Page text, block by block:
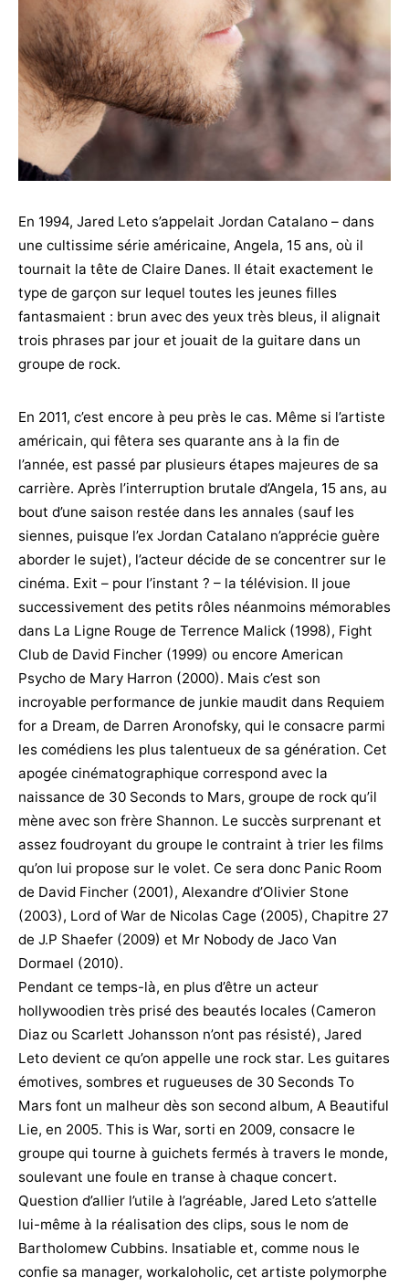
En 1994, Jared Leto s’appelait Jordan Catalano – dans
une cultissime série américaine, Angela, 15 ans, où il
tournait la tête de Claire Danes. Il était exactement le
type de garçon sur lequel toutes les jeunes filles
fantasmaient : brun avec des yeux très bleus, il alignait
trois phrases par jour et jouait de la guitare dans un
groupe de rock.
En 2011, c’est encore à peu près le cas. Même si l’artiste
américain, qui fêtera ses quarante ans à la fin de
l’année, est passé par plusieurs étapes majeures de sa
carrière. Après l’interruption brutale d’Angela, 15 ans, au
bout d’une saison restée dans les annales (sauf les
siennes, puisque l’ex Jordan Catalano n’apprécie guère
aborder le sujet), l’acteur décide de se concentrer sur le
cinéma. Exit – pour l’instant ? – la télévision. Il joue
successivement des petits rôles néanmoins mémorables
dans La Ligne Rouge de Terrence Malick (1998), Fight
Club de David Fincher (1999) ou encore American
Psycho de Mary Harron (2000). Mais c’est son
incroyable performance de junkie maudit dans Requiem
for a Dream, de Darren Aronofsky, qui le consacre parmi
les comédiens les plus talentueux de sa génération. Cet
apogée cinématographique correspond avec la
naissance de 30 Seconds to Mars, groupe de rock qu’il
mène avec son frère Shannon. Le succès surprenant et
assez foudroyant du groupe le contraint à trier les films
qu’on lui propose sur le volet. Ce sera donc Panic Room
de David Fincher (2001), Alexandre d’Olivier Stone
(2003), Lord of War de Nicolas Cage (2005), Chapitre 27
de J.P Shaefer (2009) et Mr Nobody de Jaco Van
Dormael (2010).
Pendant ce temps-là, en plus d’être un acteur
hollywoodien très prisé des beautés locales (Cameron
Diaz ou Scarlett Johansson n’ont pas résisté), Jared
Leto devient ce qu’on appelle une rock star. Les guitares
émotives, sombres et rugueuses de 30 Seconds To
Mars font un malheur dès son second album, A Beautiful
Lie, en 2005. This is War, sorti en 2009, consacre le
groupe qui tourne à guichets fermés à travers le monde,
soulevant une foule en transe à chaque concert.
Question d’allier l’utile à l’agréable, Jared Leto s’attelle
lui-même à la réalisation des clips, sous le nom de
Bartholomew Cubbins. Insatiable et, comme nous le
confie sa manager, workaloholic, cet artiste polymorphe